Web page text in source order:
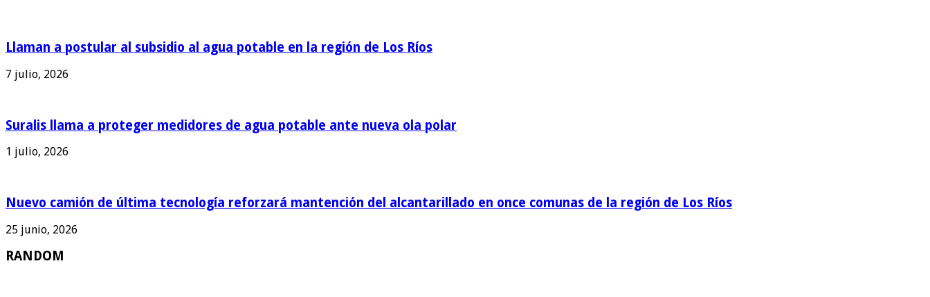
Llaman a postular al subsidio al agua potable en la región de Los Ríos
7 julio, 2026
Suralis llama a proteger medidores de agua potable ante nueva ola polar
1 julio, 2026
Nuevo camión de última tecnología reforzará mantención del alcantarillado en once comunas de la región de Los Ríos
25 junio, 2026
RANDOM